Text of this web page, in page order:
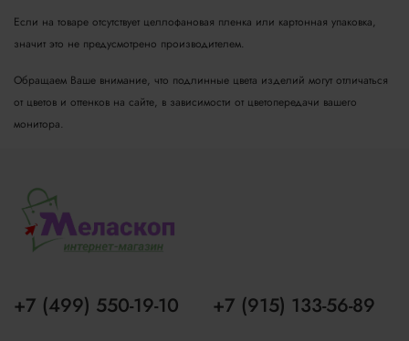
Если на товаре отсутствует целлофановая пленка или картонная упаковка,
значит это не предусмотрено производителем.
Обращаем Ваше внимание, что подлинные цвета изделий могут отличаться
от цветов и оттенков на сайте, в зависимости от цветопередачи вашего
монитора.
+7 (499) 550-19-10 +7 (915) 133-56-89